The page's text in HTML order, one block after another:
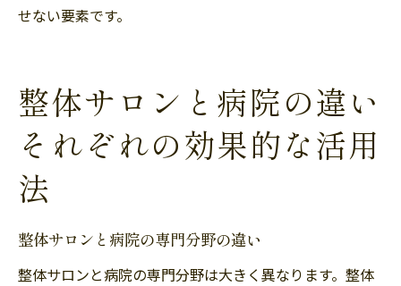
せない要素です。
整体サロンと病院の違い
それぞれの効果的な活用
法
整体サロンと病院の専門分野の違い
整体サロンと病院の専門分野は大きく異なります。整体